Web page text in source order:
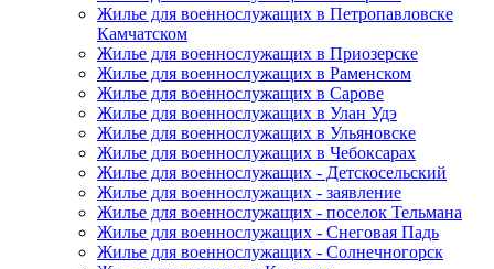
Жилье для военнослужащих в Петропавловске
Камчатском
Жилье для военнослужащих в Приозерске
Жилье для военнослужащих в Раменском
Жилье для военнослужащих в Сарове
Жилье для военнослужащих в Улан Удэ
Жилье для военнослужащих в Ульяновске
Жилье для военнослужащих в Чебоксарах
Жилье для военнослужащих - Детскосельский
Жилье для военнослужащих - заявление
Жилье для военнослужащих - поселок Тельмана
Жилье для военнослужащих - Снеговая Падь
Жилье для военнослужащих - Солнечногорск